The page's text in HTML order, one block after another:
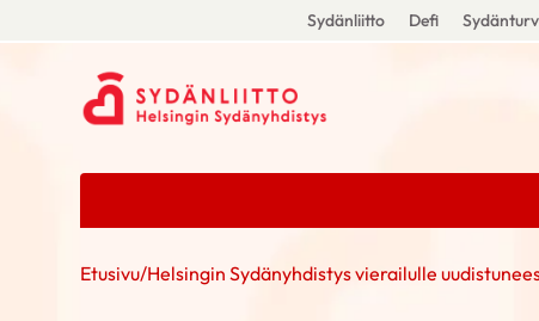
Sydänliitto Defi
Etusivu/Helsingin Sydänyhdistys vierailulle